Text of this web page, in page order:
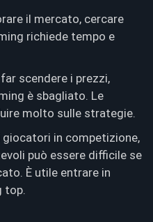
il mercato, cercare
richiede tempo e
scendere i prezzi,
è sbagliato. Le
molto sulle strategie.
in competizione,
può essere difficile se
È utile entrare in
top.